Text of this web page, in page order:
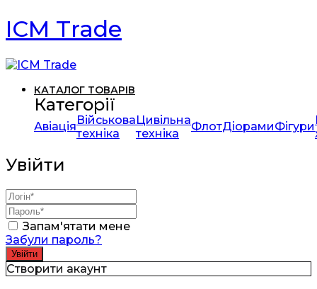
ICM Trade
КАТАЛОГ ТОВАРІВ
Категорії
АвіаціяВійськова
техніка
Цивільна
техніка
ФлотДіорамиФігури
Увійти
Запам'ятати мене
Забули пароль?
Створити акаунт